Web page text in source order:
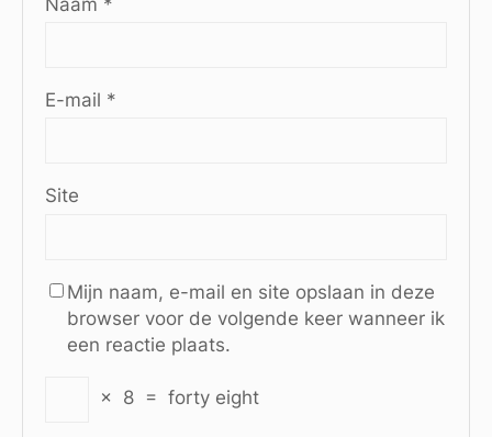
E-mail *
Site
Mijn naam, e-mail en site opslaan in deze
browser voor de volgende keer wanneer ik
een reactie plaats.
× 8 = forty eight